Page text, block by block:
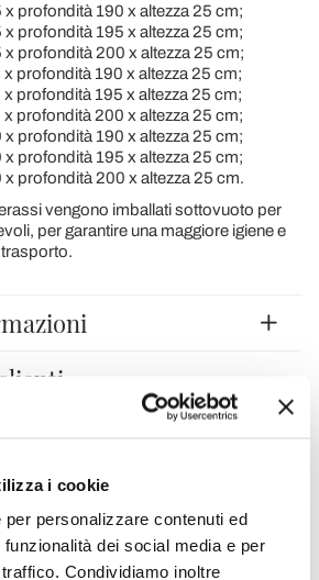
i cookie
personalizzare contenuti ed
dei social media e per
Condividiamo inoltre
x profondità 190 x altezza 25 cm;
x profondità 195 x altezza 25 cm;
x profondità 200 x altezza 25 cm;
x profondità 190 x altezza 25 cm;
x profondità 195 x altezza 25 cm;
x profondità 200 x altezza 25 cm;
x profondità 190 x altezza 25 cm;
x profondità 195 x altezza 25 cm;
x profondità 200 x altezza 25 cm.
vengono imballati sottovuoto per
per garantire una maggiore igiene e
trasporto.